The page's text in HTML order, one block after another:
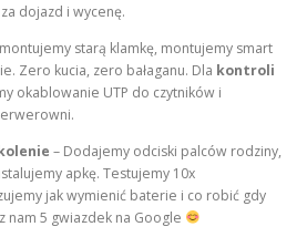
dojazd i wycenę.
starą klamkę, montujemy smart
Zero kucia, zero bałaganu. Dla kontroli
okablowanie UTP do czytników i
– Dodajemy odciski palców rodziny,
apkę. Testujemy 10x
jak wymienić baterie i co robić gdy
5 gwiazdek na Google